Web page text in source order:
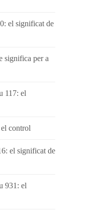
el significat de
significa per a
117: el
control
el significat de
931: el